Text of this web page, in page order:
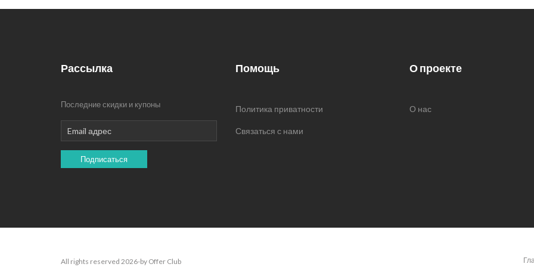
Рассылка
Последние скидки и купоны
Подписаться
Помощь
Политика приватности
Связаться с нами
О проекте
О нас
All rights reserved 2026-by Offer Club